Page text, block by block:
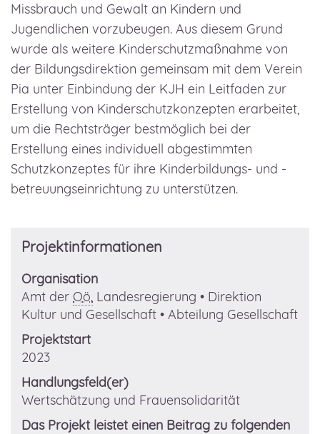
Missbrauch und Gewalt an Kindern und
Jugendlichen vorzubeugen. Aus diesem Grund
wurde als weitere Kinderschutzmaßnahme von
der Bildungsdirektion gemeinsam mit dem Verein
Pia unter Einbindung der KJH ein Leitfaden zur
Erstellung von Kinderschutzkonzepten erarbeitet,
um die Rechtsträger bestmöglich bei der
Erstellung eines individuell abgestimmten
Schutzkonzeptes für ihre Kinderbildungs- und -
betreuungseinrichtung zu unterstützen.
Projektinformationen
Organisation
Amt der Oö. Landesregierung • Direktion
Kultur und Gesellschaft • Abteilung Gesellschaft
Projektstart
2023
Handlungsfeld(er)
Wertschätzung und Frauensolidarität
Das Projekt leistet einen Beitrag zu folgenden